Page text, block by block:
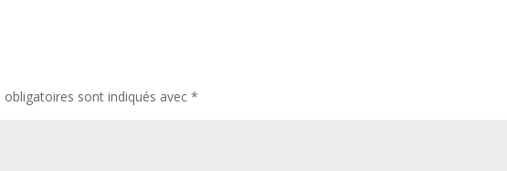
obligatoires sont indiqués avec*